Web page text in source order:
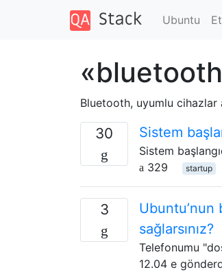
Ubuntu
Bluetooth, uyumlu cihazlar
30 Sistem
Sistem
329
startup
3
Ubuntu’nun
sağlarsınız?
Telefonumu
12.04 e